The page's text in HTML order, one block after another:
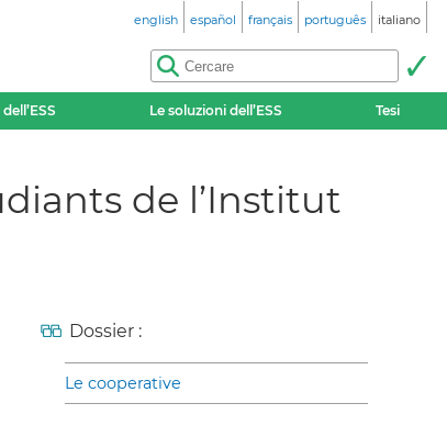
english español français português italiano
Le soluzioni dell’ESS Tesi
de l’Institut
Dossier :
Le cooperative